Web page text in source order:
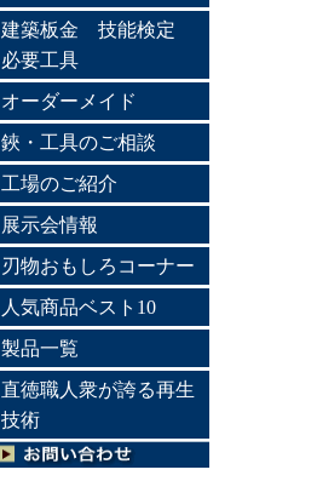
建築板金 技能検定
必要工具
オーダーメイド
鋏・工具のご相談
工場のご紹介
展示会情報
刃物おもしろコーナー
人気商品ベスト10
製品一覧
直徳職人衆が誇る再生
技術